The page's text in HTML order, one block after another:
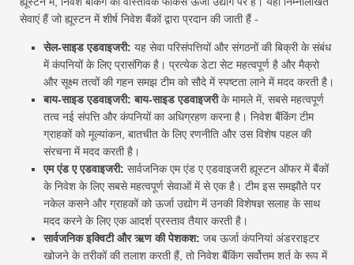
सेवाएं हैं जो ह्यूस्टन में शीर्ष निवेश बैंकों द्वारा प्रदान की जाती हैं -
सेल-साइड एडवाइजरी: यह सेवा परिसंपत्तियों और संगठनों की बिक्री के संबंध
में कंपनियों के लिए प्रासंगिक है। प्रत्येक डेटा सेट महत्वपूर्ण है और मैक्रो
और सूक्ष्म तत्वों की गहन समझ टीम को सौदे में स्पष्टता लाने में मदद करती है।
बाय-साइड एडवाइजरी: बाय-साइड एडवाइजरीके मामले में, सबसे महत्वपूर्ण
तत्व नई संपत्ति और कंपनियों का अधिग्रहण करना है। निवेश बैंकिंग टीम
ग्राहकों को मूल्यांकन, बातचीत के लिए रणनीति और उस विशेष पहल की
संरचना में मदद करती है।
एम एंड ए एडवाइजरी: सार्वजनिक एम एंड ए एडवाइजरी ह्यूस्टन ऑफर में बैंकों
के निवेश के लिए सबसे महत्वपूर्ण सेवाओं में से एक है। टीम इस समझौते पर
नकेल कसने और ग्राहकों को ऊर्जा उद्योग में उनकी विशेषज्ञ सलाह के साथ
मदद करने के लिए एक आदर्श प्रस्ताव तैयार करती है।
सार्वजनिक इक्विटी और ऋण की पेशकश: जब ऊर्जा कंपनियां अंडरराइटर
खोजने के तरीकों की तलाश करती हैं, तो निवेश बैंकिंग सर्वोत्तम शर्त के रूप में